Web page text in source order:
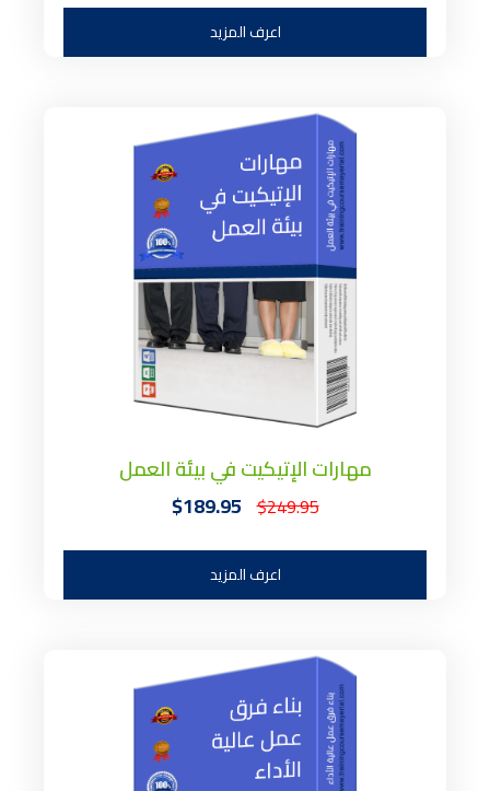
اعرف المزيد
مهارات الإتيكيت في بيئة العمل
$249.95
$189.95
اعرف المزيد